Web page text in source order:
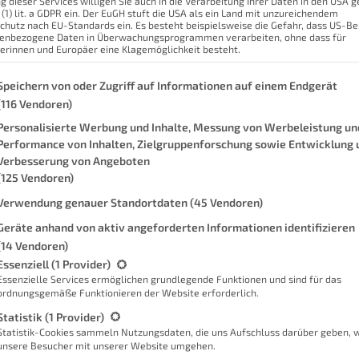
findet?
Wenn ja, dann bist du hier
zu Daten erzählen, welche
etwas davon weißt. Zusammen
und kommen der
ist es so, dass es niemandem
Kosten sind. Wir sind
und auszuwerten. Dabei sollten
gar nicht sein.
lit. a GDPR ein. Der EuGH stuft die USA als ein Land mit unzureichendem
nach EU-Standards ein. Es besteht beispielsweise die Gefahr, dass US-
Daten in Überwachungsprogrammen verarbeiten, ohne dass für
und Europäer eine Klagemöglichkeit besteht.
finden Sie eine Liste der Zwecke des IAB Transparency and
von oder Zugriff auf Informationen auf einem Endgerät
Vendoren)
Werbung und Inhalte, Messung von Werbeleistung
von Inhalten, Zielgruppenforschung sowie Entwicklung
von Angeboten
Vendoren)
genauer Standortdaten(45 Vendoren)
anhand von aktiv angeforderten Informationen identifizieren
Vendoren)
eine Liste der Service-Gruppen, für die eine Einwilligung erteilt
(1 Provider)
Services ermöglichen grundlegende Funktionen und sind für das
Funktionieren der Website erforderlich.
(1 Provider)
Cookies sammeln Nutzungsdaten, die uns Aufschluss darüber geben,
Besucher mit unserer Website umgehen.